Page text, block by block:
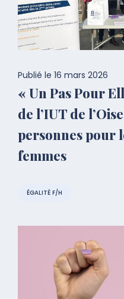
Publié le 16 mars 2026
« Un Pas Pour
de l’IUT de
personnes pour
femmes
ÉGALITÉ F/H